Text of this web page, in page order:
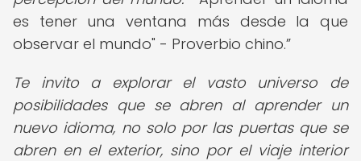
es tener una ventana más desde la que
observar el mundo" - Proverbio chino.
Te invito a explorar el vasto universo de
posibilidades que se abren al aprender un
nuevo idioma, no solo por las puertas que se
abren en el exterior, sino por el viaje interior